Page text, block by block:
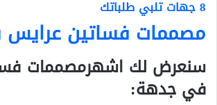
8 جهات تلبي طلباتك
مصممات فساتين
سنعرض لك اشهرمصممات
في جدهة: